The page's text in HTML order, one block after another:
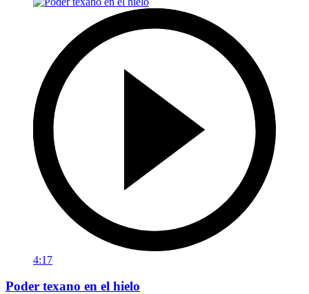
4:17
Poder texano en el hielo